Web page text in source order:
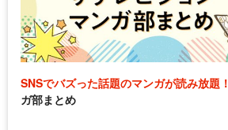
SNSでバズった話題のマンガが読み放題！
ガ部まとめ